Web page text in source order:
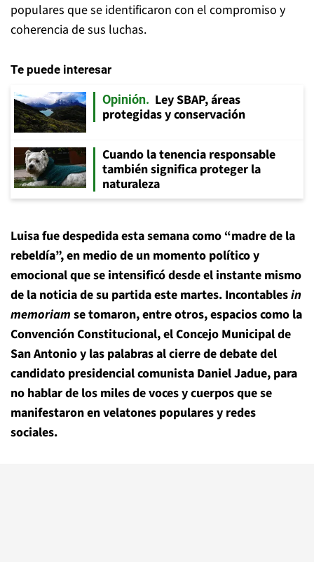
populares que se identificaron con el compromiso y
coherencia de sus luchas.
Te puede interesar
Opinión
Ley SBAP, áreas
protegidas y conservación
Cuando la tenencia responsable
también significa proteger la
naturaleza
Luisa fue despedida esta semana como “madre de la
rebeldía”, en medio de un momento político y
emocional que se intensificó desde el instante mismo
de la noticia de su partida este martes. Incontablesin
memoriamse tomaron, entre otros, espacios como la
Convención Constitucional, el Concejo Municipal de
San Antonio y las palabras al cierre de debate del
candidato presidencial comunista Daniel Jadue, para
no hablar de los miles de voces y cuerpos que se
manifestaron en velatones populares y redes
sociales.